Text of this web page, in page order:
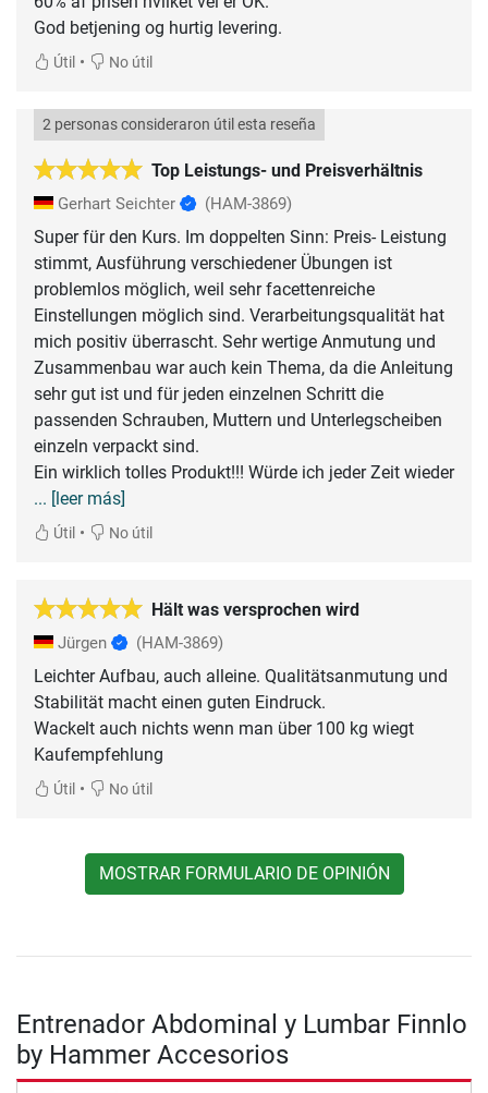
God betjening og hurtig levering.
Útil • No útil
Top Leistungs- und Preisverhältnis
2 personas consideraron útil esta reseña
Gerhart Seichter (HAM-3869)
Super für den Kurs. Im doppelten Sinn: Preis- Leistung
stimmt, Ausführung verschiedener Übungen ist
problemlos möglich, weil sehr facettenreiche
Einstellungen möglich sind. Verarbeitungsqualität hat
mich positiv überrascht. Sehr wertige Anmutung und
Zusammenbau war auch kein Thema, da die Anleitung
sehr gut ist und für jeden einzelnen Schritt die
passenden Schrauben, Muttern und Unterlegscheiben
einzeln verpackt sind.
Ein wirklich tolles Produkt!!! Würde ich jeder Zeit wieder
... [leer más]
Útil • No útil
Hält was versprochen wird
Jürgen (HAM-3869)
Leichter Aufbau, auch alleine. Qualitätsanmutung und
Stabilität macht einen guten Eindruck.
Wackelt auch nichts wenn man über 100 kg wiegt
Kaufempfehlung
Útil • No útil
MOSTRAR FORMULARIO DE OPINIÓN
Entrenador Abdominal y Lumbar Finnlo
by Hammer Accesorios